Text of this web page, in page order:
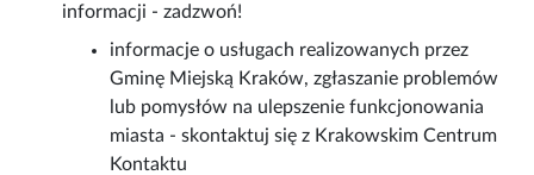
informacji - zadzwoń!
informacje o usługach realizowanych przez
Gminę Miejską Kraków, zgłaszanie problemów
lub pomysłów na ulepszenie funkcjonowania
miasta - skontaktuj się z Krakowskim Centrum
Kontaktu